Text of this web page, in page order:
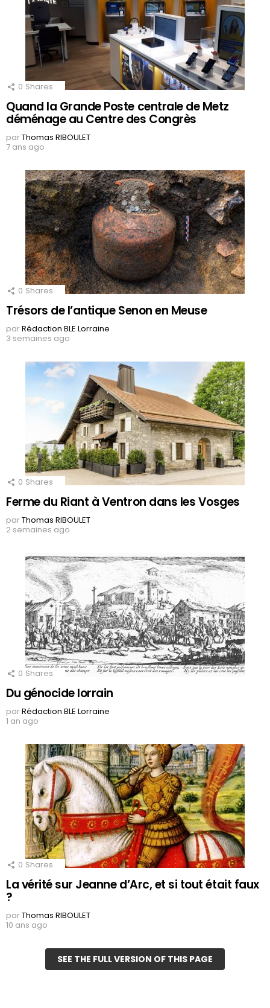
0 Shares
Quand la Grande Poste centrale de Metz
déménage au Centre des Congrès
parThomas RIBOULET
7 ans ago
0 Shares
Trésors de l’antique Senon en Meuse
parRédaction BLE Lorraine
3 semaines ago
0 Shares
Ferme du Riant à Ventron dans les Vosges
parThomas RIBOULET
2 semaines ago
0 Shares
Du génocide lorrain
parRédaction BLE Lorraine
1 an ago
0 Shares
La vérité sur Jeanne d’Arc, et si tout était faux
?
parThomas RIBOULET
10 ans ago
SEE THE FULL VERSION OF THIS PAGE